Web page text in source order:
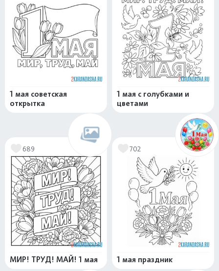
1 мая советская
открытка
1 мая с голубками и
цветами
689
МИР! ТРУД! МАЙ! 1 мая
702
1 мая праздник